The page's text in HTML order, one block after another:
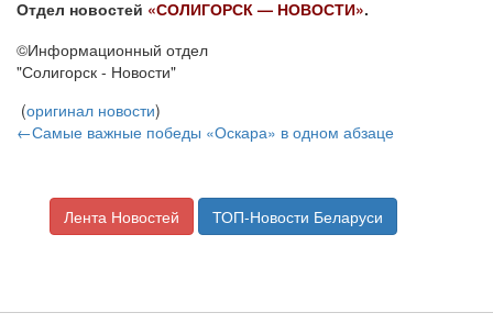
Отдел новостей «СОЛИГОРСК — НОВОСТИ».
©Информационный отдел
"Солигорск - Новости"
(оригинал новости)
←Самые важные победы «Оскара» в одном абзаце
Лента Новостей ТОП-Новости Беларуси